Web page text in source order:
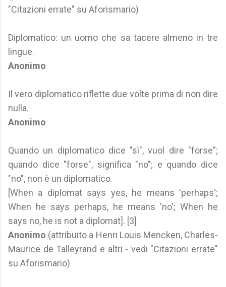
"Citazioni errate" su Aforismario)
Diplomatico: un uomo che sa tacere almeno in tre
lingue.
Anonimo
Il vero diplomatico riflette due volte prima di non dire
nulla.
Anonimo
Quando un diplomatico dice "sì", vuol dire "forse";
quando dice "forse", significa "no"; e quando dice
"no", non è un diplomatico.
[When a diplomat says yes, he means 'perhaps';
When he says perhaps, he means 'no'; When he
says no, he is not a diplomat]. [3]
Anonimo (attribuito a Henri Louis Mencken, Charles-
Maurice de Talleyrand e altri - vedi "Citazioni errate"
su Aforismario)